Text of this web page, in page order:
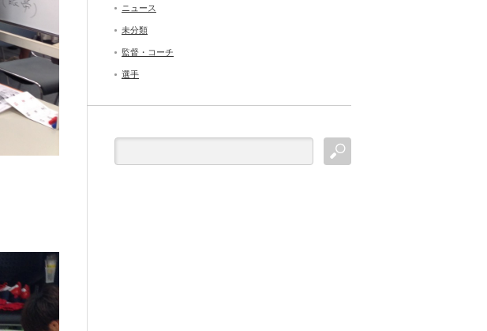
ニュース
未分類
監督・コーチ
選手